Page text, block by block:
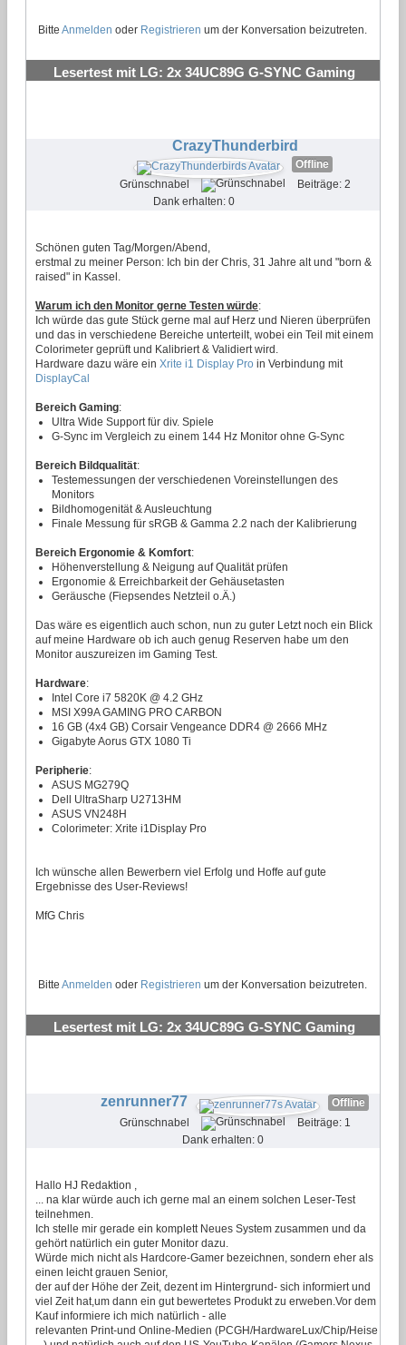
Bitte Anmelden oder Registrieren um der Konversation beizutreten.
Lesertest mit LG: 2x 34UC89G G-SYNC Gaming
CrazyThunderbird
Offline
Grünschnabel
Beiträge: 2
Dank erhalten: 0
Schönen guten Tag/Morgen/Abend,
erstmal zu meiner Person: Ich bin der Chris, 31 Jahre alt und "born &
raised" in Kassel.
Warum ich den Monitor gerne Testen würde:
Ich würde das gute Stück gerne mal auf Herz und Nieren überprüfen
und das in verschiedene Bereiche unterteilt, wobei ein Teil mit einem
Colorimeter geprüft und Kalibriert & Validiert wird.
Hardware dazu wäre ein Xrite i1 Display Pro in Verbindung mit
DisplayCal
Bereich Gaming:
Ultra Wide Support für div. Spiele
G-Sync im Vergleich zu einem 144 Hz Monitor ohne G-Sync
Bereich Bildqualität:
Testemessungen der verschiedenen Voreinstellungen des
Monitors
Bildhomogenität & Ausleuchtung
Finale Messung für sRGB & Gamma 2.2 nach der Kalibrierung
Bereich Ergonomie & Komfort:
Höhenverstellung & Neigung auf Qualität prüfen
Ergonomie & Erreichbarkeit der Gehäusetasten
Geräusche (Fiepsendes Netzteil o.Ä.)
Das wäre es eigentlich auch schon, nun zu guter Letzt noch ein Blick
auf meine Hardware ob ich auch genug Reserven habe um den
Monitor auszureizen im Gaming Test.
Hardware:
Intel Core i7 5820K @ 4.2 GHz
MSI X99A GAMING PRO CARBON
16 GB (4x4 GB) Corsair Vengeance DDR4 @ 2666 MHz
Gigabyte Aorus GTX 1080 Ti
Peripherie:
ASUS MG279Q
Dell UltraSharp U2713HM
ASUS VN248H
Colorimeter: Xrite i1Display Pro
Ich wünsche allen Bewerbern viel Erfolg und Hoffe auf gute
Ergebnisse des User-Reviews!
MfG Chris
Bitte Anmelden oder Registrieren um der Konversation beizutreten.
Lesertest mit LG: 2x 34UC89G G-SYNC Gaming
zenrunner77
Offline
Grünschnabel
Beiträge: 1
Dank erhalten: 0
Hallo HJ Redaktion ,
... na klar würde auch ich gerne mal an einem solchen Leser-Test
teilnehmen.
Ich stelle mir gerade ein komplett Neues System zusammen und da
gehört natürlich ein guter Monitor dazu.
Würde mich nicht als Hardcore-Gamer bezeichnen, sondern eher als
einen leicht grauen Senior,
der auf der Höhe der Zeit, dezent im Hintergrund- sich informiert und
viel Zeit hat,um dann ein gut bewertetes Produkt zu erweben.Vor dem
Kauf informiere ich mich natürlich - alle
relevanten Print-und Online-Medien (PCGH/HardwareLux/Chip/Heise